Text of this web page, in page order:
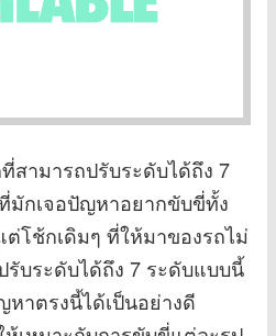
สามารถปรับระดับได้ถึง 7
มักเจอปัญหาอยากขับขี่ทั้ง
ต่โช้กเดิมๆ ที่ให้มาของรถไม่
บระดับได้ถึง 7 ระดับแบบนี้
าตรงนี้ได้เป็นอย่างดี